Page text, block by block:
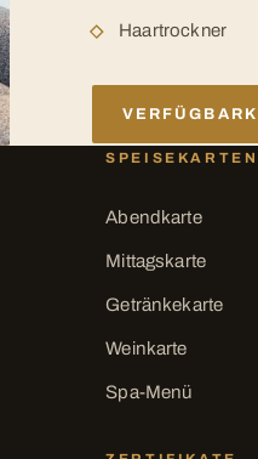
Haartrockner
Abendkarte
Mittagskarte
Getränkekarte
Weinkarte
Spa-Menü